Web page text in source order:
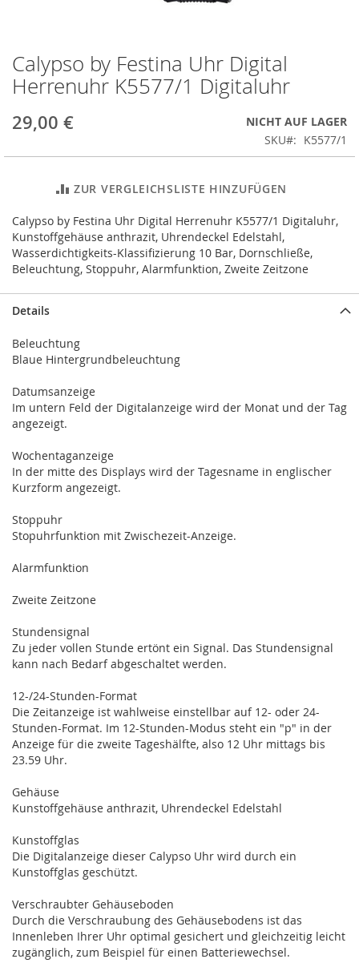
Zum
Anfang
der
springen
Calypso by Festina Uhr Digital
Herrenuhr K5577/1 Digitaluhr
29,00 €
NICHT AUF LAGER
SKU
K5577/1
ZUR VERGLEICHSLISTE HINZUFÜGEN
Calypso by Festina Uhr Digital Herrenuhr K5577/1 Digitaluhr,
Kunstoffgehäuse anthrazit, Uhrendeckel Edelstahl,
Wasserdichtigkeits-Klassifizierung 10 Bar, Dornschließe,
Beleuchtung, Stoppuhr, Alarmfunktion, Zweite Zeitzone
Details
Beleuchtung
Blaue Hintergrundbeleuchtung
Datumsanzeige
Im untern Feld der Digitalanzeige wird der Monat und der Tag
angezeigt.
Wochentaganzeige
In der mitte des Displays wird der Tagesname in englischer
Kurzform angezeigt.
Stoppuhr
Stopuhrfunktion mit Zwischezeit-Anzeige.
Alarmfunktion
Zweite Zeitzone
Stundensignal
Zu jeder vollen Stunde ertönt ein Signal. Das Stundensignal
kann nach Bedarf abgeschaltet werden.
12-/24-Stunden-Format
Die Zeitanzeige ist wahlweise einstellbar auf 12- oder 24-
Stunden-Format. Im 12-Stunden-Modus steht ein "p" in der
Anzeige für die zweite Tageshälfte, also 12 Uhr mittags bis
23.59 Uhr.
Gehäuse
Kunstoffgehäuse anthrazit, Uhrendeckel Edelstahl
Kunstoffglas
Die Digitalanzeige dieser Calypso Uhr wird durch ein
Kunstoffglas geschützt.
Verschraubter Gehäuseboden
Durch die Verschraubung des Gehäusebodens ist das
Innenleben Ihrer Uhr optimal gesichert und gleichzeitig leicht
zugänglich, zum Beispiel für einen Batteriewechsel.